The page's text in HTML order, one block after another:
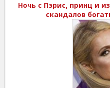
Ночь с Пэрис, принц и
скандалов